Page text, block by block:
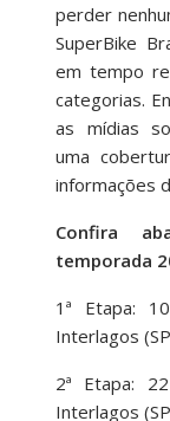
perder
SuperBike
em tempo
categorias.
as mídias
uma
informações
Confira
temporada
1ª Etapa:
Interlagos
2ª Etapa:
Interlagos